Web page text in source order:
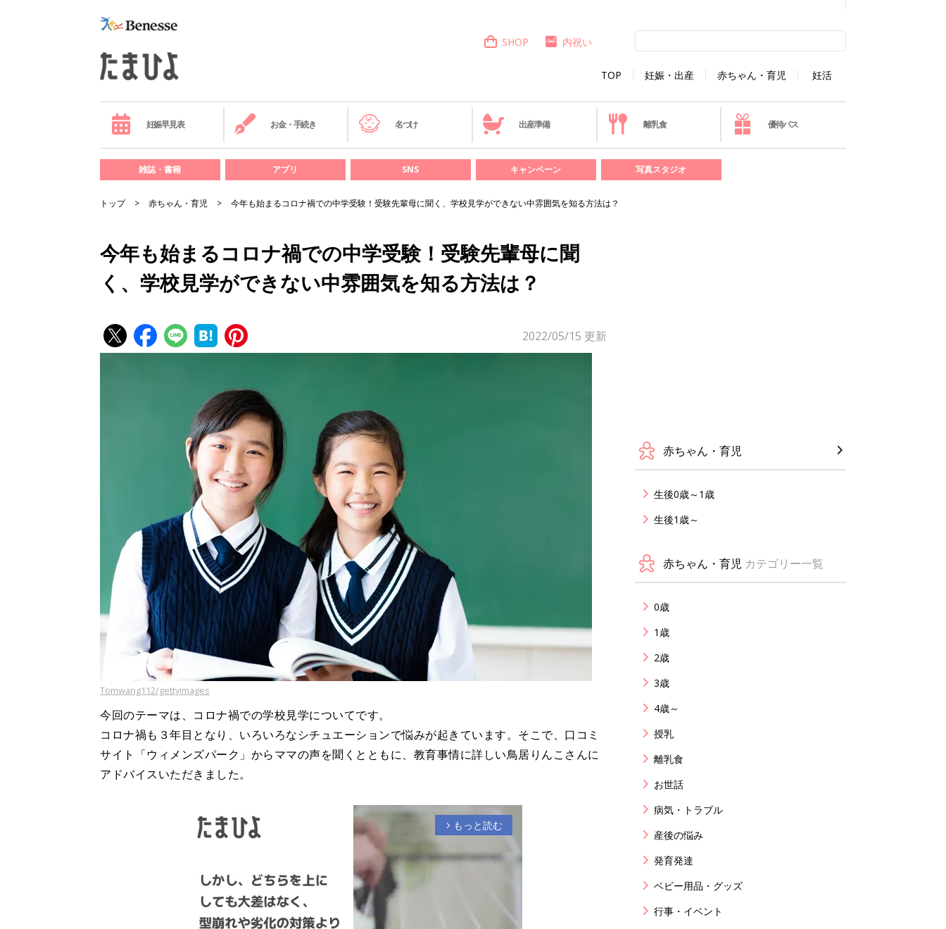
TOP 妊娠・出産 赤ちゃん・育児 妊活
SHOP 内祝い
妊娠早見表 お金・手続き 名づけ 出産準備 離乳食 優待パス
雑誌・書籍 アプリ SNS キャンペーン 写真スタジオ
トップ 赤ちゃん・育児 今年も始まるコロナ禍での中学受験！受験先輩母に聞く、学校見学ができない中雰囲気を知る方法は？
今年も始まるコロナ禍での中学受験！受験先輩母に聞
く、学校見学ができない中雰囲気を知る方法は？
2022/05/15 更新
Tomwang112/gettyimages
今回のテーマは、コロナ禍での学校見学についてです。
コロナ禍も３年目となり、いろいろなシチュエーションで悩みが起きています。そこで、口コミ
サイト「ウィメンズパーク」からママの声を聞くとともに、教育事情に詳しい鳥居りんこさんに
アドバイスいただきました。
arrow_forward_ios もっと読む
赤ちゃん・育児
生後0歳～1歳
生後1歳～
赤ちゃん・育児 カテゴリー一覧
0歳
1歳
2歳
3歳
4歳～
授乳
離乳食
お世話
病気・トラブル
産後の悩み
発育発達
ベビー用品・グッズ
行事・イベント